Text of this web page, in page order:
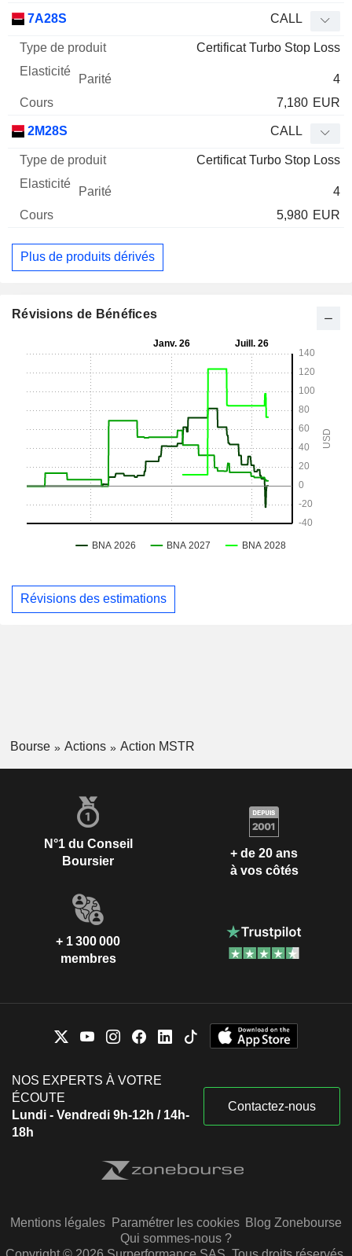
7A28S CALL
Certificat Turbo Stop Loss
4
7,180 EUR
2M28S CALL
Certificat Turbo Stop Loss
4
5,980 EUR
Plus de produits dérivés
Révisions de Bénéfices
Révisions des estimations
Bourse Actions Action MSTR
N°1 du Conseil
Boursier
+ de 20 ans
à vos côtés
+ 1 300 000
membres
NOS EXPERTS À VOTRE
ÉCOUTE
Lundi - Vendredi 9h-12h / 14h-
18h
Contactez-nous
Mentions légales Paramétrer les cookies Blog Zonebourse
Qui sommes-nous ?